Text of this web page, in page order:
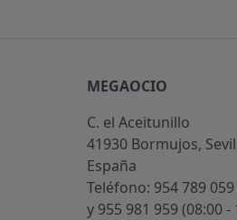
MEGAOCIO
C. el Aceitunillo
41930 Bormujos,
España
Teléfono: 954 789 059
y 955 981 959 (08:00 -